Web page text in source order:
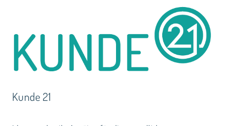
Kunde 21